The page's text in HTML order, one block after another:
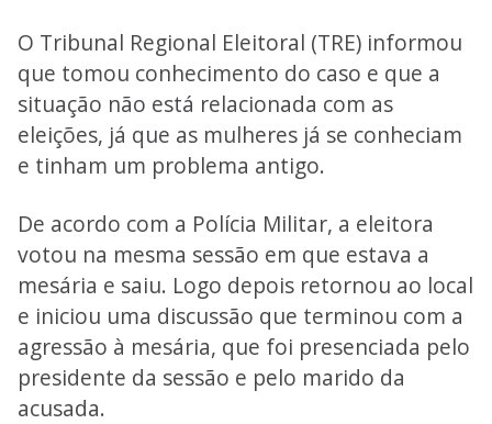
O Tribunal Regional Eleitoral (TRE) informou
que tomou conhecimento do caso e que a
situação não está relacionada com as
eleições, já que as mulheres já se conheciam
e tinham um problema antigo.
De acordo com a Polícia Militar, a eleitora
votou na mesma sessão em que estava a
mesária e saiu. Logo depois retornou ao local
e iniciou uma discussão que terminou com a
agressão à mesária, que foi presenciada pelo
presidente da sessão e pelo marido da
acusada.